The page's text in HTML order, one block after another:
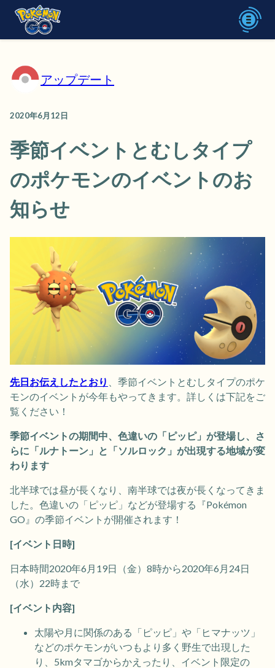
アップデート
2020年6月12日
季節イベントとむしタイプ
のポケモンのイベントのお
知らせ
先日お伝えしたとおり
、季節イベントとむしタイプのポケ
モンのイベントが今年もやってきます。詳しくは下記をご
覧ください！
季節イベントの期間中、色違いの「ピッピ」が登場し、さ
らに「ルナトーン」と「ソルロック」が出現する地域が変
わります
北半球では昼が長くなり、南半球では夜が長くなってきま
した。色違いの「ピッピ」などが登場する『Pokémon
GO』の季節イベントが開催されます！
[イベント日時]
日本時間2020年6月19日（金）8時から2020年6月24日
（水）22時まで
[イベント内容]
太陽や月に関係のある「ピッピ」や「ヒマナッツ」
などのポケモンがいつもより多く野生で出現した
り、5kmタマゴからかえったり、イベント限定の